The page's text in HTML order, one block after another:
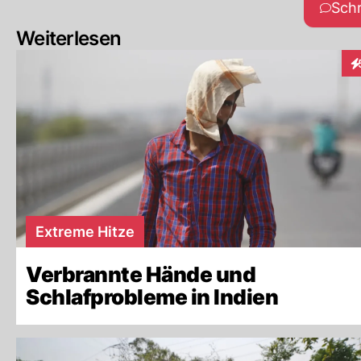
Weiterlesen
Extreme Hitze
Verbrannte Hände und
Schlafprobleme in Indien